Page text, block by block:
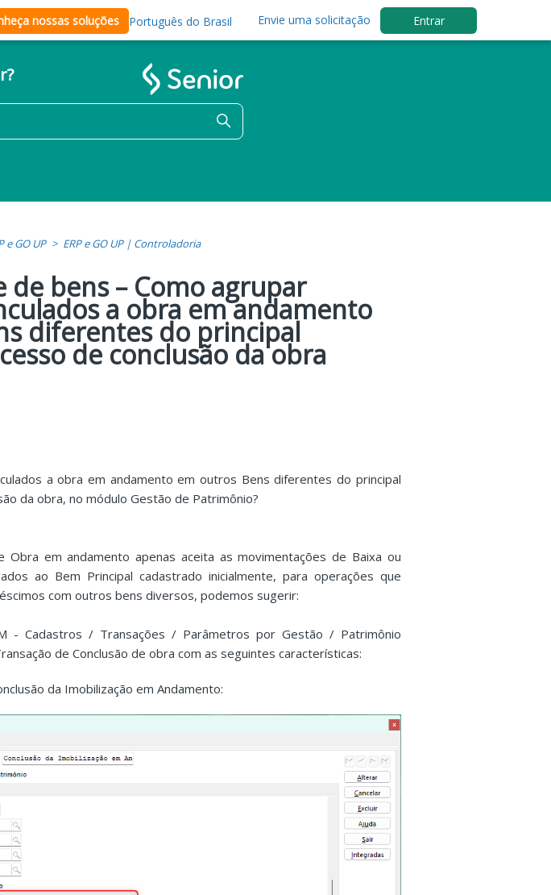
nossas soluções Português do Brasil Envie uma solicitação Entrar
e GO UP ERP e GO UP | Controladoria
de bens – Como agrupar
a obra em andamento
diferentes do principal
de conclusão da obra
a obra em andamento em outros Bens diferentes do principal
da obra, no módulo Gestão de Patrimônio?
Obra em andamento apenas aceita as movimentações de Baixa ou
ao Bem Principal cadastrado inicialmente, para operações que
com outros bens diversos, podemos sugerir:
- Cadastros / Transações / Parâmetros por Gestão / Patrimônio
de Conclusão de obra com as seguintes características:
da Imobilização em Andamento: